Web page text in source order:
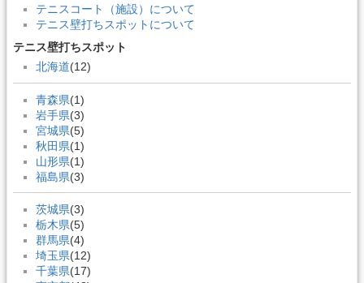
テニスコート（施設）について
テニス壁打ちスポットについて
テニス壁打ちスポット
北海道(12)
青森県(1)
岩手県(3)
宮城県(5)
秋田県(1)
山形県(1)
福島県(3)
茨城県(3)
栃木県(5)
群馬県(4)
埼玉県(12)
千葉県(17)